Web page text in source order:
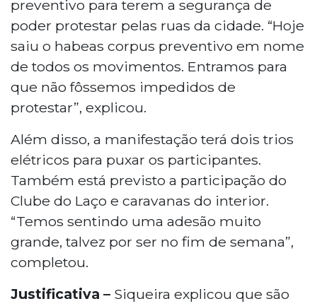
preventivo para terem a segurança de
poder protestar pelas ruas da cidade. “Hoje
saiu o habeas corpus preventivo em nome
de todos os movimentos. Entramos para
que não fôssemos impedidos de
protestar”, explicou.
Além disso, a manifestação terá dois trios
elétricos para puxar os participantes.
Também está previsto a participação do
Clube do Laço e caravanas do interior.
“Temos sentindo uma adesão muito
grande, talvez por ser no fim de semana”,
completou.
Justificativa – Siqueira explicou que são